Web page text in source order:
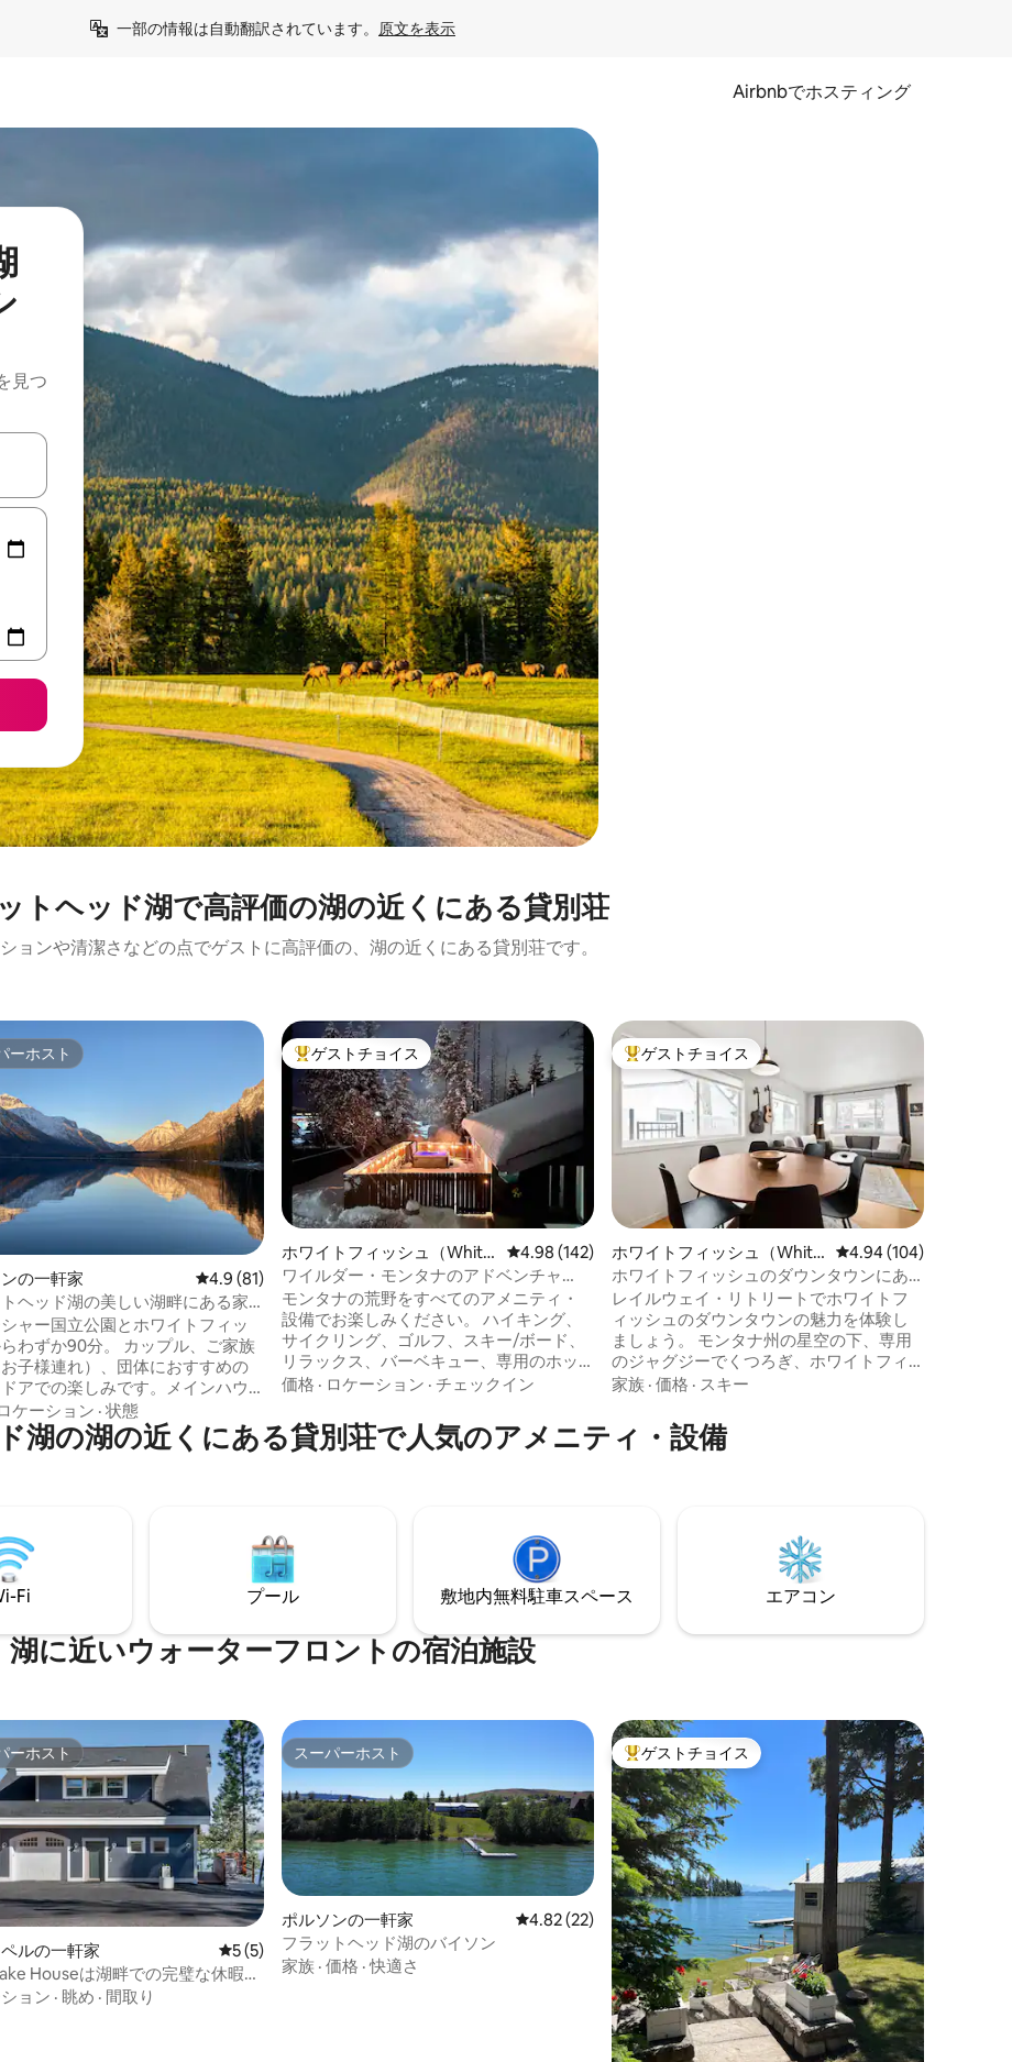
一部の情報は自動翻訳されています。 原文を表示
Airbnbでホスティング
見つ
て移動するか、画面をタッチまたはスワイプして検索結果を確認することができます。
トヘッド湖で高評価の湖の近くにある貸別荘
ョンや清潔さなどの点でゲストに高評価の、湖の近くにある貸別荘です。
つ星中5つ星の平均評価
ーホスト
ーホスト
の一軒家 レビュー81件、5つ星中4.9つ星の平均評価
4.9 (81)
ヘッド湖の美しい湖畔にある家
き）
ャー国立公園とホワイトフィッ
か90分。 カップル、ご家族
お子様連れ）、団体におすすめの
アでの楽しみです。メインハウ
ンス付きの庭、湖を見下ろす大
キ、ホットタブ、フルジム、ポ
ンボート（6月から9月まで利用可
ル ビッグフォーク・ノルディッ
ロスカントリー・スキー場まで40
温泉まで60マイル ホワイトフィッ
で65マイル グレイシャー国立公園
ロケーション · 状態
大好評のゲストチョイスです。
ゲストチョイス
ホワイトフィッシュ（White
fish）の一軒家
レビュー142件、5つ星中4.98つ星の平均評価
4.98 (142)
ワイルダー・モンタナのアドベンチャ
ー！
モンタナの荒野をすべてのアメニティ・
設備でお楽しみください。 ハイキング、
サイクリング、ゴルフ、スキー/ボード、
リラックス、バーベキュー、専用のホッ
トタブに浸かりましょう！ ホワイトフィ
ベートなエリア！ホワイトフィッシュ・
マウンテン・スキーリゾートから8マイ
調理用品、スパイス、軽食などをご用意
しています！ 私たちはモンタナが大好き
で、みなさまにも私たちのように楽しん
でいただきたいと思っています！
価格 · ロケーション · チェックイン
大好評のゲストチョイスです。
ゲストチョイス
ホワイトフィッシュ（White
fish）の一軒家
レビュー104件、5つ
4.94 (104)
ホワイトフィッシュのダウンタウンにあ
る家（専用ジャグジー＆庭付き）
レイルウェイ・リトリートでホワイトフ
ィッシュのダウンタウンの魅力を体験し
ましょう。 モンタナ州の星空の下、専用
のジャグジーでくつろぎ、ホワイトフィ
ッシュのダウンタウンの活気あるナイト
ギターで創造的なリラクゼーションを楽
しみましょう。 ホワイトフィッシュマウ
す。 最高のロケーションと豪華なアメニ
ティを備えたこの空間は、モンタナ州で
の休暇に最適な宿泊先です。
家族 · 価格 · スキー
湖の湖の近くにある貸別荘で人気のアメニティ・設備
Fi プール 敷地内無料駐⁠車ス⁠ペ⁠ー⁠ス エアコン
湖に近いウォーターフロントの宿泊施設
星中5つ星の平均評価
ーホスト
ーホスト
ルの一軒家 レビュー5件、5つ星中5つ星の平均評価
5 (5)
Houseは湖畔での完璧な休暇を
す！
ョン · 眺め · 間取り
スーパーホスト
スーパーホスト
ポルソンの一軒家 レビュー22件、5つ星中4.82つ星の平均評価
4.82 (22)
フラットヘッド湖のバイソン
家族 · 価格 ·快適さ
大好評のゲストチョイスです。
ゲストチョイス